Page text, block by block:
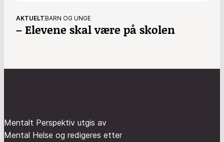
AKTUELT BARN OG UNGE
– Elevene skal være på skolen
Mentalt Perspektiv utgis av
Mental Helse og redigeres etter